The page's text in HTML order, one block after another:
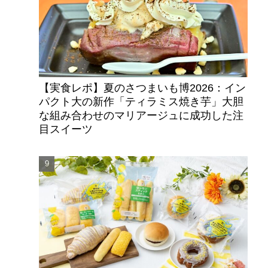
【実食レポ】夏のさつまいも博2026：イン
パクト大の新作「ティラミス焼き芋」大胆
な組み合わせのマリアージュに成功した注
目スイーツ